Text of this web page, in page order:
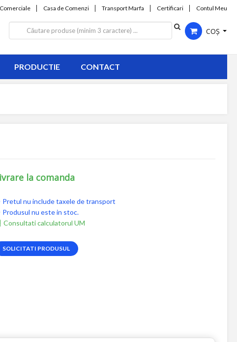
Casa de Comenzi Transport Marfa Certificari Contul Meu
COȘ
PRODUCTIE CONTACT
la comanda
Pretul nu include taxele de transport
Produsul nu este in stoc.
Consultati calculatorul UM
SOLICITATI PRODUSUL